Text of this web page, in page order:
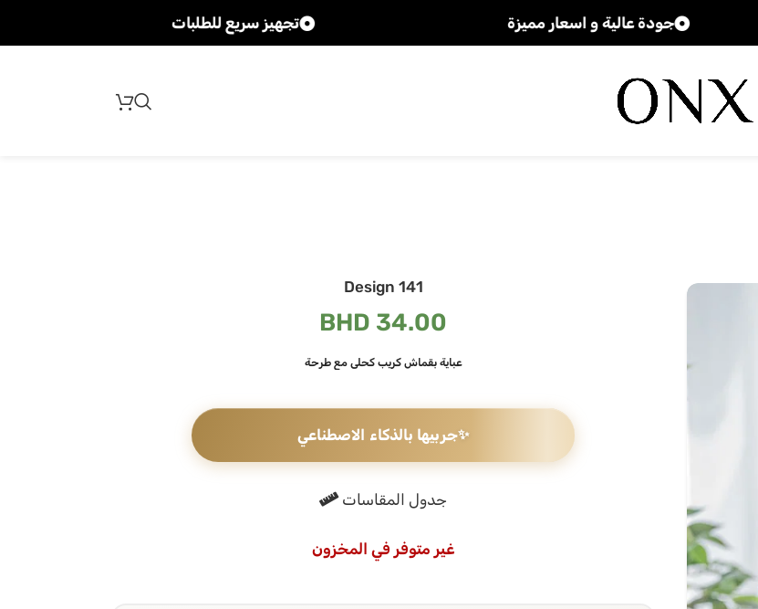
تجهيز سريع للطلبات جودة عالية و اسعار مميزة
Design 141
BHD 34.00
عباية بقماش كريب كحلي مع طرحة
✨جربيها بالذكاء الاصطناعي
جدول المقاسات
غير متوفر في المخزون